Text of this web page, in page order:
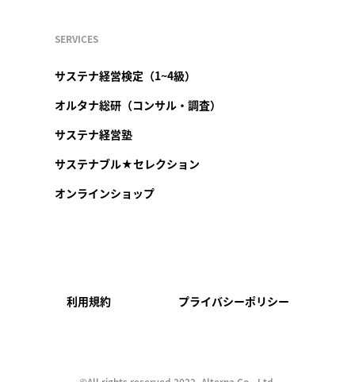
SERVICES
サステナ経営検定（1~4級）
オルタナ総研（コンサル・調査）
サステナ経営塾
サステナブル★セレクション
オンラインショップ
利用規約 プライバシーポリシー